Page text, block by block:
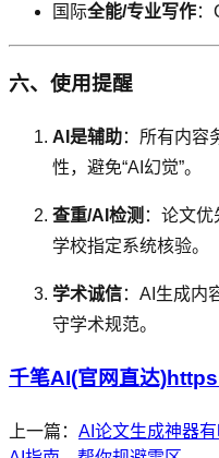
国际全能/专业写作
六、使用提醒
AI是辅助：所有内容
性，避免“AI幻觉”。
查重/AI检测 ：论文优
学校指定系统核验。
学术诚信：AI生成内
守学术规范。
千笔AI(官网直达
上一篇： AI论文生成神器